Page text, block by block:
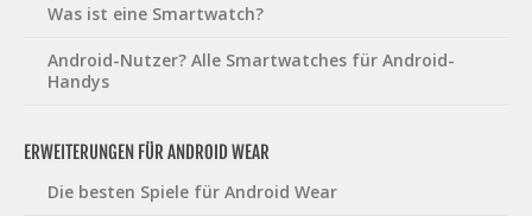
Was ist eine Smartwatch?
Android-Nutzer? Alle Smartwatches für Android-
Handys
ERWEITERUNGEN FÜR ANDROID WEAR
Die besten Spiele für Android Wear